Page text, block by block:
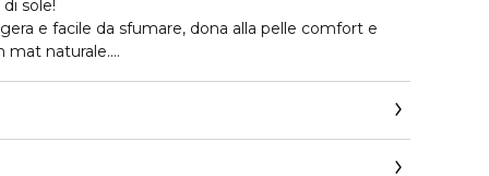
sole!
e facile da sfumare, dona alla pelle comfort e
mat naturale.
sarà sempre impeccabile!
spugnetta inclusa stratificando il prodotto fino ad